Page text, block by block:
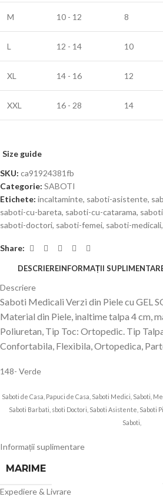
M 10 - 12 8
L 12 - 14 10
XL 14 - 16 12
XXL 16 - 28 14
Size guide
SKU: ca91924381fb
Categorie: SABOTI
Etichete: incaltaminte, saboti-asistente,
saboti-cu-bareta, saboti-cu-catarama,
saboti-doctori, saboti-femei, saboti-medicali,
Share:
DESCRIEREINFORMAȚII
Descriere
Saboti Medicali Verzi din Piele cu GEL
Material din Piele, inaltime talpa 4 cm,
Poliuretan, Tip Toc: Ortopedic. Tip
Confortabila, Flexibila, Ortopedica,
148- Verde
Saboti de Casa, Papuci de Casa, Saboti Medici, Saboti,
Saboti Barbati, sboti Doctori, Saboti Asistente, Saboti
Saboti,
Informații suplimentare
MARIME
Expediere & Livrare